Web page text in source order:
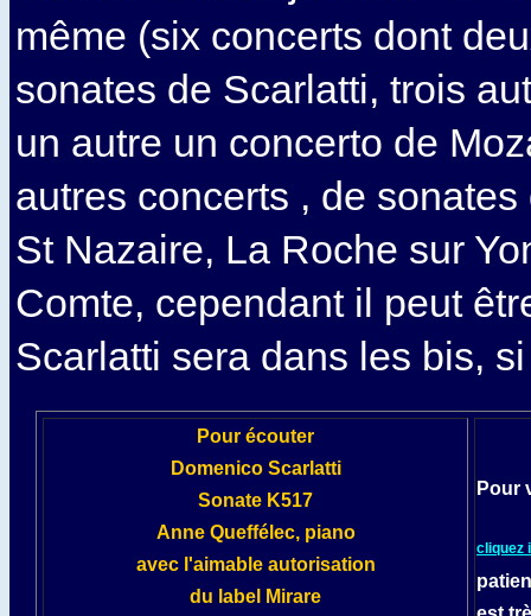
même (six concerts dont
sonates de Scarlatti, trois
un autre un concerto de
autres concerts , de
St Nazaire, La Roche sur
Comte, cependant il peut
Scarlatti sera dans les bis,
Pour écouter
Domenico Scarlatti
Sonate K517
Anne Queffélec, piano
avec l'aimable autorisation
du label
Mirare
Pour
cliquez